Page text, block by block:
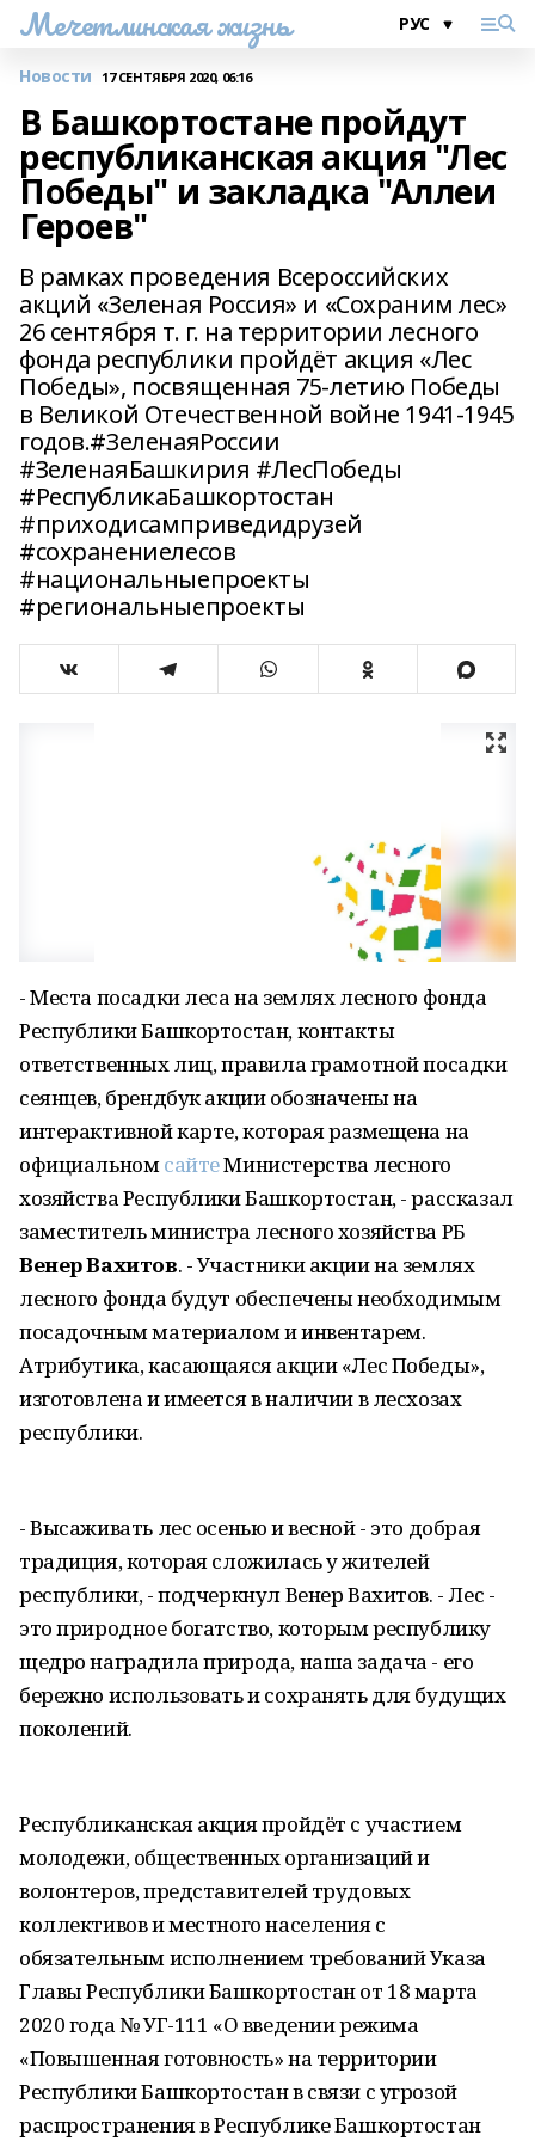
Мечетлинская жизнь
Новости 17 СЕНТЯБРЯ 2020, 06:16
В Башкортостане пройдут
республиканская акция "Лес
Победы" и закладка "Аллеи
Героев"
В рамках проведения Всероссийских
акций «Зеленая Россия» и «Сохраним лес»
26 сентября т. г. на территории лесного
фонда республики пройдёт акция «Лес
Победы», посвященная 75-летию Победы
в Великой Отечественной войне 1941-1945
годов.#ЗеленаяРоссии
#ЗеленаяБашкирия #ЛесПобеды
#РеспубликаБашкортостан
#приходисамприведидрузей
#сохранениелесов
#национальныепроекты
#региональныепроекты
- Места посадки леса на землях лесного фонда
Республики Башкортостан, контакты
ответственных лиц, правила грамотной посадки
сеянцев, брендбук акции обозначены на
интерактивной карте, которая размещена на
официальномсайтеМинистерства лесного
хозяйства Республики Башкортостан, - рассказал
заместитель министра лесного хозяйства РБ
Венер Вахитов. - Участники акции на землях
лесного фонда будут обеспечены необходимым
посадочным материалом и инвентарем.
Атрибутика, касающаяся акции «Лес Победы»,
изготовлена и имеется в наличии в лесхозах
республики.
- Высаживать лес осенью и весной - это добрая
традиция, которая сложилась у жителей
республики, - подчеркнул Венер Вахитов. - Лес -
это природное богатство, которым республику
щедро наградила природа, наша задача - его
бережно использовать и сохранять для будущих
поколений.
Республиканская акция пройдёт с участием
молодежи, общественных организаций и
волонтеров, представителей трудовых
коллективов и местного населения с
обязательным исполнением требований Указа
Главы Республики Башкортостан от 18 марта
2020 года № УГ-111 «О введении режима
«Повышенная готовность» на территории
Республики Башкортостан в связи с угрозой
распространения в Республике Башкортостан